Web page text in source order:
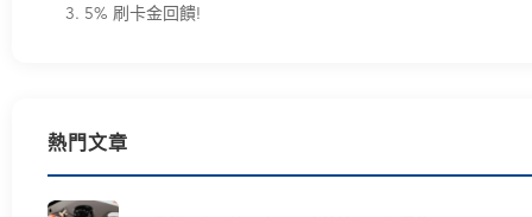
3. 5% 刷卡金回饋!
熱門文章